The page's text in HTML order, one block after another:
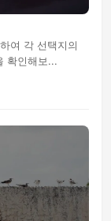
여 각 선택지의
확인해보...